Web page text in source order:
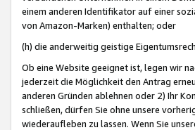
einem anderen Identifikator auf einer
von Amazon-Marken) enthalten; oder
(h) die anderweitig geistige
Ob eine Website geeignet ist, legen wir
jederzeit die Möglichkeit den Antrag
anderen Gründen ablehnen oder 2) Ihr
schließen, dürfen Sie ohne unsere
wiederaufleben zu lassen. Wenn Sie